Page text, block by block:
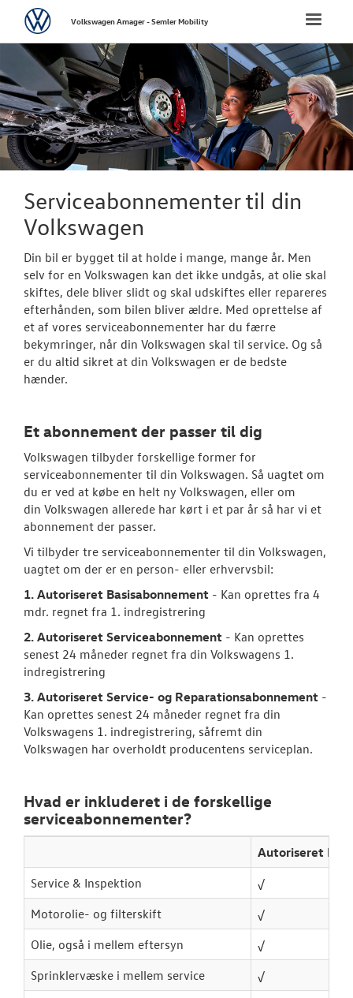
FORSIDE
NYE
NYE VAREBILER
BRUGTE BILER
Bestil tid på
Koncepter og
Volkswagen
Service Cam
Hjulskifte
RESERVEDELE
NYHEDER
Toggle
VolkswagenVolkswagen Amager - Semler Mobility
Serviceabonnementer til din
Volkswagen
Din bil er bygget til at holde i mange, mange år. Men
selv for en Volkswagen kan det ikke undgås, at olie skal
skiftes, dele bliver slidt og skal udskiftes eller repareres
efterhånden, som bilen bliver ældre. Med oprettelse af
et af vores serviceabonnementer har du færre
bekymringer, når din Volkswagen skal til service. Og så
er du altid sikret at din Volkswagen er de bedste
hænder.
Et abonnement der passer til dig
Volkswagen tilbyder forskellige former for
serviceabonnementer til din Volkswagen. Så uagtet om
du er ved at købe en helt ny Volkswagen, eller om
din Volkswagen allerede har kørt i et par år så har vi et
abonnement der passer.
Vi tilbyder tre serviceabonnementer til din Volkswagen,
uagtet om der er en person- eller erhvervsbil:
1. Autoriseret Basisabonnement - Kan oprettes fra 4
mdr. regnet fra 1. indregistrering
2. Autoriseret Serviceabonnement - Kan oprettes
senest 24 måneder regnet fra din Volkswagens 1.
indregistrering
3. Autoriseret Service- og Reparationsabonnement -
Kan oprettes senest 24 måneder regnet fra din
Volkswagens 1. indregistrering, såfremt din
Volkswagen har overholdt producentens serviceplan.
Hvad er inkluderet i de forskellige
serviceabonnementer?
Autoriseret
Service & Inspektion
√
Motorolie- og filterskift
√
Olie, også i mellem eftersyn
√
Sprinklervæske i mellem service
√